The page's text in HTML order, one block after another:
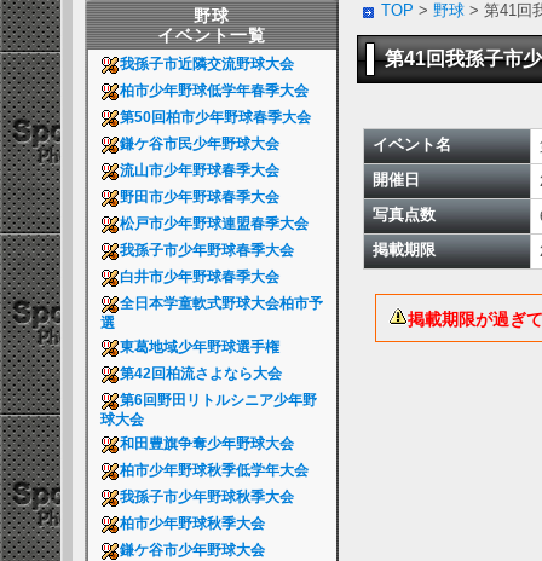
野球
イベント一覧
我孫子市近隣交流野球大会
柏市少年野球低学年春季大会
第50回柏市少年野球春季大会
鎌ケ谷市民少年野球大会
流山市少年野球春季大会
野田市少年野球春季大会
松戸市少年野球連盟春季大会
我孫子市少年野球春季大会
白井市少年野球春季大会
全日本学童軟式野球大会柏市予
選
東葛地域少年野球選手権
第42回柏流さよなら大会
第6回野田リトルシニア少年野
球大会
和田豊旗争奪少年野球大会
柏市少年野球秋季低学年大会
我孫子市少年野球秋季大会
柏市少年野球秋季大会
鎌ケ谷市少年野球大会
TOP > 野球> 第41回
第41回我孫子市
イベント名
開催日
写真点数
掲載期限
掲載期限が過ぎ